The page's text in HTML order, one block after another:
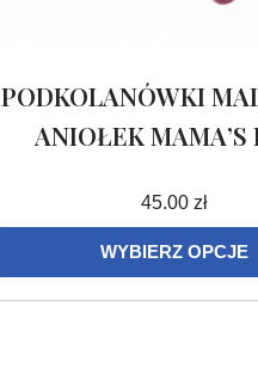
PODKOLANÓWKI
ANIOŁEK MAMA’S
45.00zł
WYBIERZ OPCJE